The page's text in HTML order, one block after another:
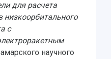
для расчета
низкоорбитального
с
научного